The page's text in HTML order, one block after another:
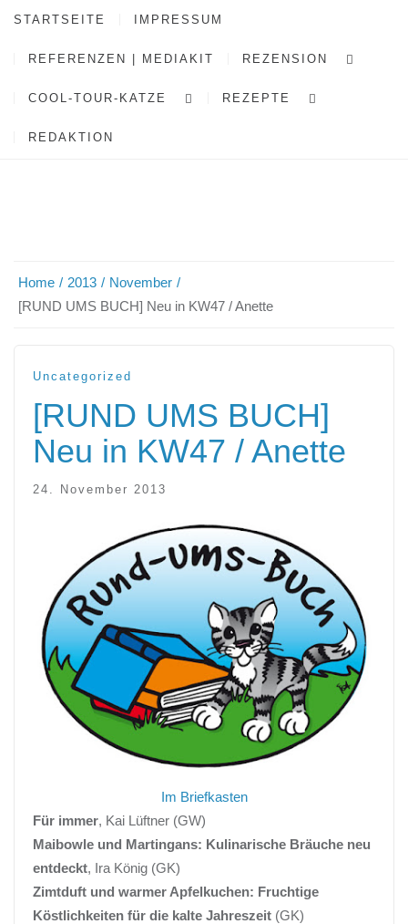
STARTSEITE IMPRESSUM
REFERENZEN | MEDIAKIT REZENSION
COOL-TOUR-KATZE REZEPTE
REDAKTION
Home 2013
November
[RUND UMS BUCH] Neu in KW47 / Anette
Uncategorized
[RUND UMS BUCH]
Neu in KW47 / Anette
24. November 2013
Im Briefkasten
Für immer, Kai Lüftner (GW)
Maibowle und Martingans: Kulinarische Bräuche neu
entdeckt, Ira König (GK)
Zimtduft und warmer Apfelkuchen: Fruchtige
Köstlichkeiten für die kalte Jahreszeit (GK)